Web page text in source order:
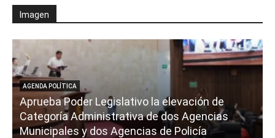
Imagen
AGENDA POLÍTICA
Aprueba Poder Legislativo la elevación de
Categoría Administrativa de dos Agencias
Municipales y dos Agencias de Policía